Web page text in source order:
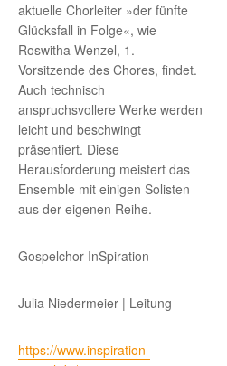
aktuelle Chorleiter »der fünfte
Glücksfall in Folge«, wie
Roswitha Wenzel, 1.
Vorsitzende des Chores, findet.
Auch technisch
anspruchsvollere Werke werden
leicht und beschwingt
präsentiert. Diese
Herausforderung meistert das
Ensemble mit einigen Solisten
aus der eigenen Reihe.
Gospelchor InSpiration
Julia Niedermeier | Leitung
https://www.inspiration-